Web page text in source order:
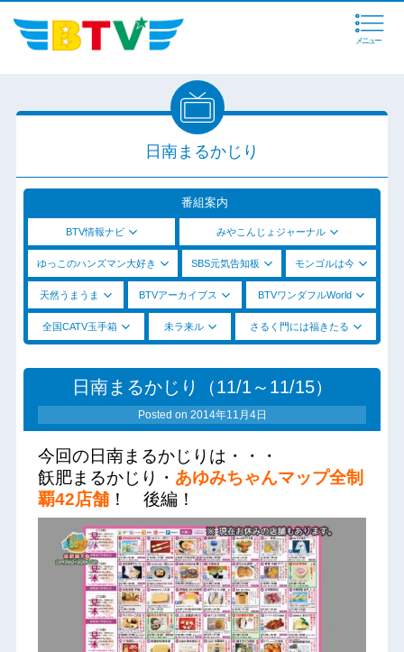
メニュー
日南まるかじり
番組案内
BTV情報ナビ みやこんじょジャーナル
ゆっこのハンズマン大好き SBS元気告知板 モンゴルは今
天然うまうま BTVアーカイブス BTVワンダフルWorld
全国CATV玉手箱 未ラ来ル さるく門には福きたる
日南まるかじり（11/1～11/15）
Posted on 2014年11月4日
今回の日南まるかじりは・・・
飫肥まるかじり・ あゆみちゃんマップ全制
覇42店舗！ 後編！